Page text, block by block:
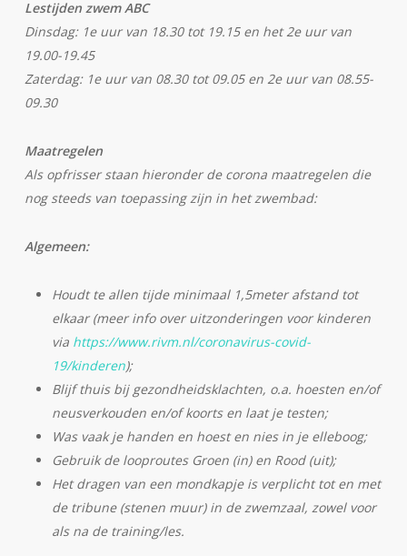
Lestijden zwem ABC
Dinsdag: 1e uur van 18.30 tot 19.15 en het 2e uur van
19.00-19.45
Zaterdag: 1e uur van 08.30 tot 09.05 en 2e uur van 08.55-
09.30
Maatregelen
Als opfrisser staan hieronder de corona maatregelen die
nog steeds van toepassing zijn in het zwembad:
Algemeen:
Houdt te allen tijde minimaal 1,5meter afstand tot
elkaar (meer info over uitzonderingen voor kinderen
via https://www.rivm.nl/coronavirus-covid-
19/kinderen);
Blijf thuis bij gezondheidsklachten, o.a. hoesten en/of
neusverkouden en/of koorts en laat je testen;
Was vaak je handen en hoest en nies in je elleboog;
Gebruik de looproutes Groen (in) en Rood (uit);
Het dragen van een mondkapje is verplicht tot en met
de tribune (stenen muur) in de zwemzaal, zowel voor
als na de training/les.